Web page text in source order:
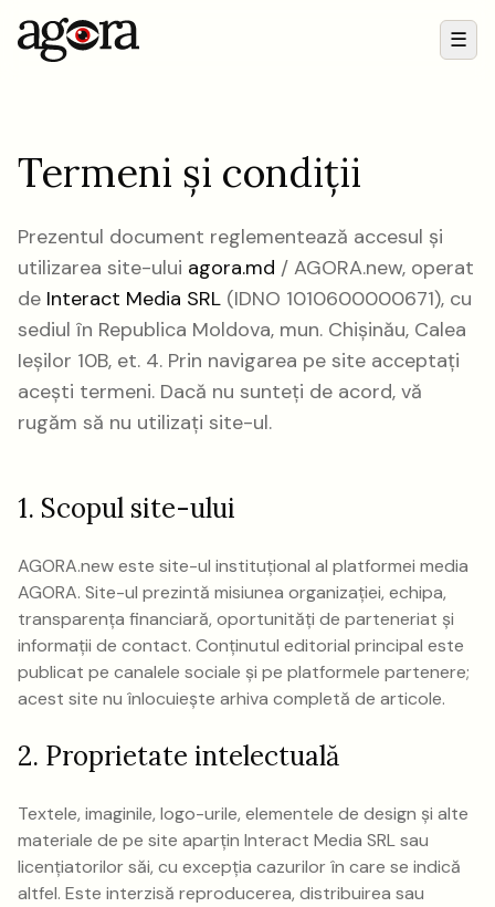
☰
Termeni și condiții
Prezentul document reglementează accesul și
utilizarea site-ului agora.md / AGORA.new, operat
de Interact Media SRL (IDNO 1010600000671), cu
sediul în Republica Moldova, mun. Chișinău, Calea
Ieșilor 10B, et. 4. Prin navigarea pe site acceptați
acești termeni. Dacă nu sunteți de acord, vă
rugăm să nu utilizați site-ul.
1. Scopul site-ului
AGORA.new este site-ul instituțional al platformei media
AGORA. Site-ul prezintă misiunea organizației, echipa,
transparența financiară, oportunități de parteneriat și
informații de contact. Conținutul editorial principal este
publicat pe canalele sociale și pe platformele partenere;
acest site nu înlocuiește arhiva completă de articole.
2. Proprietate intelectuală
Textele, imaginile, logo-urile, elementele de design și alte
materiale de pe site aparțin Interact Media SRL sau
licențiatorilor săi, cu excepția cazurilor în care se indică
altfel. Este interzisă reproducerea, distribuirea sau